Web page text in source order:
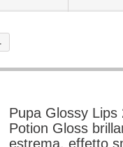
Pupa Glossy Lips
Potion Gloss
estrema, effetto